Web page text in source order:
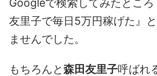
Googleで検索してみたとこ
友里子で毎日5万円稼げた』
ませんでした。
もちろんと森田友里子呼ばれ